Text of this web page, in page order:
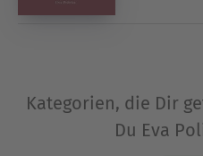
Kategorien, die Dir
Du Eva